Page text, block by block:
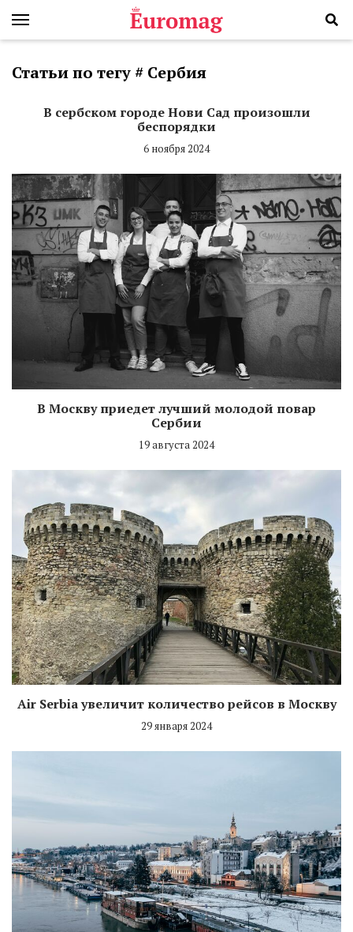
Статьи по тегу # Сербия
В сербском городе Нови Сад произошли
беспорядки
6 ноября 2024
В Москву приедет лучший молодой повар
Сербии
19 августа 2024
Air Serbia увеличит количество рейсов в Москву
29 января 2024